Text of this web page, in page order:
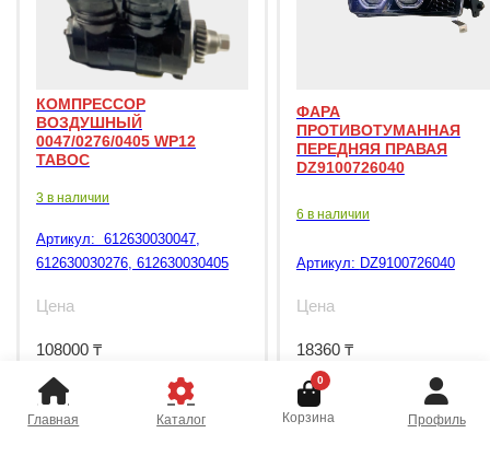
КОМПРЕССОР
ВОЗДУШНЫЙ
0047/0276/0405 WP12
TABOC
3 в наличии
Артикул: 612630030047,
612630030276, 612630030405
Цена
108000 ₸
ФАРА
ПРОТИВОТУМАННАЯ
ПЕРЕДНЯЯ ПРАВАЯ
DZ9100726040
6 в наличии
Артикул: DZ9100726040
Цена
18360 ₸
Главная Каталог
0
Корзина Профиль